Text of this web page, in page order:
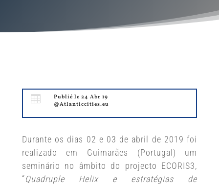

Publié le 24 Abr 19
@Atlanticcities.eu
Durante os dias 02 e 03 de abril de 2019 foi
realizado em Guimarães (Portugal) um
seminário no âmbito do projecto ECORIS3,
“Quadruple Helix e estratégias de